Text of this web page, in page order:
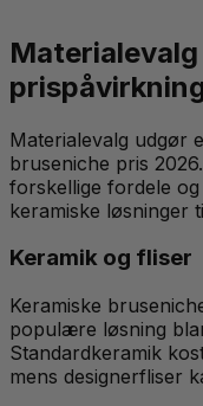
Materialevalg udgør
bruseniche pris
forskellige fordele
keramiske løsninger
Keramik og fliser
Keramiske
populære løsning
Standardkeramik
mens designerfliser